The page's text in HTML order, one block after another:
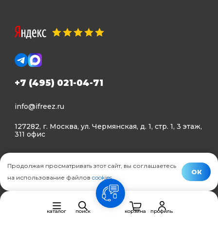
+7 (495) 021-04-71
info@ifreez.ru
127282, г. Москва, ул. Чермянская, д. 1, стр. 1, 3 этаж,
311 офис
Политика конфиденциальности
Политика использования Cookies
© Ifreez - продажа и установка климатической техники,
каталог поиск
связь
корзина
профиль
Продолжая просматривать этот сайт, вы соглашаетесь
на использование файлов cookies.
ОК